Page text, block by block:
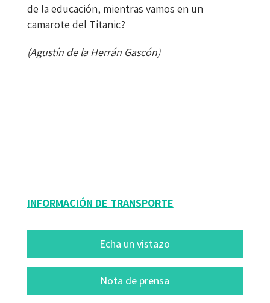
de la educación, mientras vamos en un
camarote del Titanic?
(Agustín de la Herrán Gascón)
INFORMACIÓN DE TRANSPORTE
Echa un vistazo
Nota de prensa